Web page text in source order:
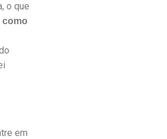
o que
como
em